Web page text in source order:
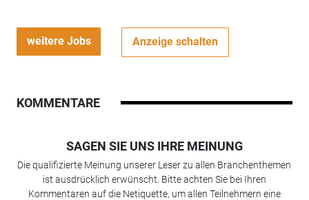
weitere Jobs Anzeige schalten
KOMMENTARE
SAGEN SIE UNS IHRE MEINUNG
Die qualifizierte Meinung unserer Leser zu allen Branchenthemen
ist ausdrücklich erwünscht. Bitte achten Sie bei Ihren
Kommentaren auf die Netiquette, um allen Teilnehmern eine